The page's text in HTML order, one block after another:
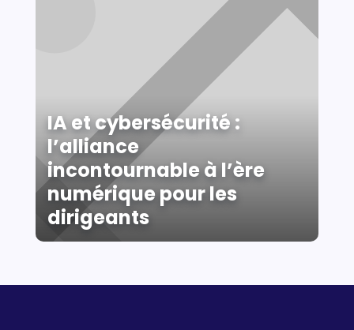
IA et cybersécurité :
l’alliance
incontournable à l’ère
numérique pour les
dirigeants